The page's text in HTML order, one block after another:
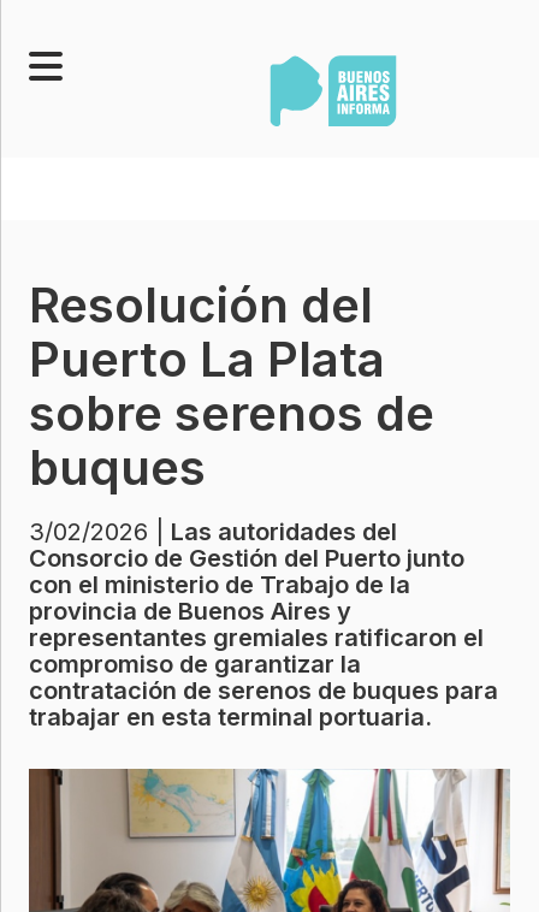
Legislatura
Municipios
Contacto
Resolución del
Puerto La Plata
sobre serenos de
buques
3/02/2026 | Las autoridades del
Consorcio de Gestión del Puerto junto
con el ministerio de Trabajo de la
provincia de Buenos Aires y
representantes gremiales ratificaron el
compromiso de garantizar la
contratación de serenos de buques para
trabajar en esta terminal portuaria.